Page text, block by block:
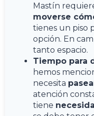
Mastín
moverse
tienes un piso
opción. En
tanto espacio.
Tiempo para
hemos
necesita
atención
tiene